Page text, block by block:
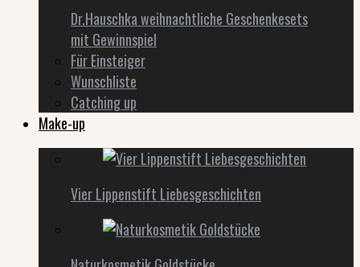
Dr.Hauschka weihnachtliche Geschenkesets
mit Gewinnspiel
Für Einsteiger
Wunschliste
Catching up
Make-up
Vier Lippenstift Liebesgeschichten